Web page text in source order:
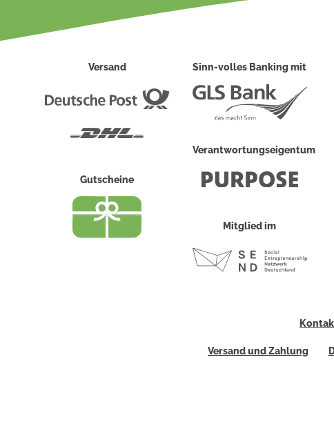
Versand
Deutsche
Gutscheine
Sinn-volles Banking mit
Verantwortungseigentum
Mitglied im
Versand und Zahlung